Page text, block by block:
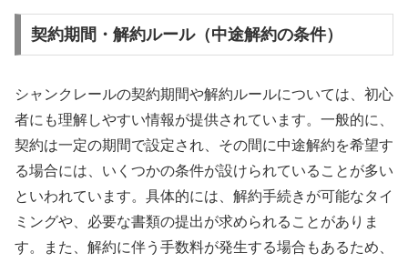
契約期間・解約ルール（中途解約の条件）
シャンクレールの契約期間や解約ルールについては、初心
者にも理解しやすい情報が提供されています。一般的に、
契約は一定の期間で設定され、その間に中途解約を希望す
る場合には、いくつかの条件が設けられていることが多い
といわれています。具体的には、解約手続きが可能なタイ
ミングや、必要な書類の提出が求められることがありま
す。また、解約に伴う手数料が発生する場合もあるため、